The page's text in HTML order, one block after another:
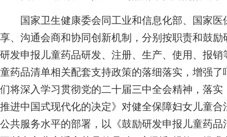
国家卫生健康委会同工业和信息化部、国家医
享、沟通会商和协同创新机制，分别按职责和鼓
研发申报儿童药品研发、注册、生产、使用、报
童药品清单相关配套支持政策的落细落实，增强
们将深入学习贯彻党的二十届三中全会精神，落
推进中国式现代化的决定》对健全保障妇女儿童
公共服务水平的部署，以《鼓励研发申报儿童药